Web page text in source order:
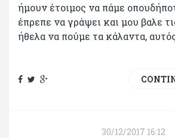
ήμουν έτοιμος να πάμε
έπρεπε να γράψει και μου βαλε
ήθελα να πούμε τα κάλαντα,
30/12/2017 16:12